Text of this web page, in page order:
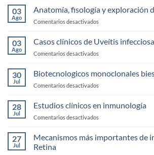
Ojo
Seco
03
Ago
Anatomía, fisología y exploración
Comentarios desactivados
fisología
exploración
la
03
Ago
Casos clínicos de Uveítis
Comentarios desactivados
clínicos
Uveítis
30
Jul
Biotecnologicos monoclonales
Comentarios desactivados
monoclonales
28
Jul
Estudios clínicos en inmunología
Comentarios desactivados
en
27
Jul
Mecanismos más importantes de
Retina